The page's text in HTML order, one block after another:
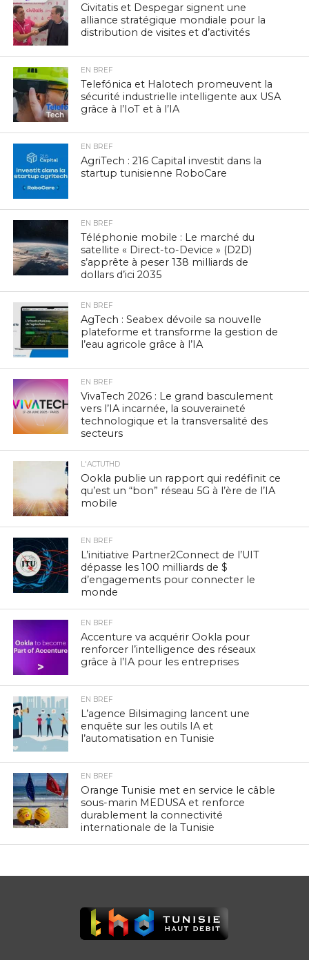
Civitatis et Despegar signent une
alliance stratégique mondiale pour la
distribution de visites et d’activités
EN BREF
Telefónica et Halotech promeuvent la
sécurité industrielle intelligente aux USA
grâce à l’IoT et à l’IA
EN BREF
AgriTech : 216 Capital investit dans la
startup tunisienne RoboCare
EN BREF
Téléphonie mobile : Le marché du
satellite « Direct-to-Device » (D2D)
s’apprête à peser 138 milliards de
dollars d’ici 2035
EN BREF
AgTech : Seabex dévoile sa nouvelle
plateforme et transforme la gestion de
l’eau agricole grâce à l’IA
EN BREF
VivaTech 2026 : Le grand basculement
vers l’IA incarnée, la souveraineté
technologique et la transversalité des
secteurs
L'ACTUTHD
Ookla publie un rapport qui redéfinit ce
qu’est un “bon” réseau 5G à l’ère de l’IA
mobile
EN BREF
L’initiative Partner2Connect de l’UIT
dépasse les 100 milliards de $
d’engagements pour connecter le
monde
EN BREF
Accenture va acquérir Ookla pour
renforcer l’intelligence des réseaux
grâce à l’IA pour les entreprises
EN BREF
L’agence Bilsimaging lancent une
enquête sur les outils IA et
l’automatisation en Tunisie
EN BREF
Orange Tunisie met en service le câble
sous-marin MEDUSA et renforce
durablement la connectivité
internationale de la Tunisie